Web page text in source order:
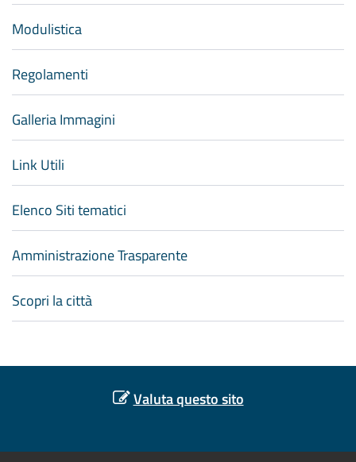
Modulistica
Regolamenti
Galleria Immagini
Link Utili
Elenco Siti tematici
Amministrazione Trasparente
Scopri la città
Valuta questo sito